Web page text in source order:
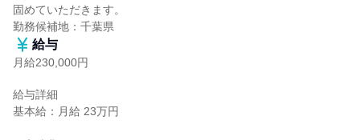
固めていただきます。
勤務候補地：千葉県
給与
月給230,000円
給与詳細
基本給：月給 23万円